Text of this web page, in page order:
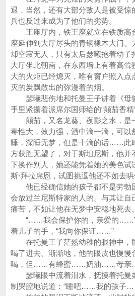
退，当然，还有大部分敌人是被受惊
兵也反过来成为了他们的劣势。
王座厅内，铁王座就立在铁质高
座延伸到大厅尽头的青铜橡木大门
却空寂无人，只有太后瑟曦抱着幼子
大厅坐北朝南，在东西墙上有着高耸
大的火炬已经熄灭，唯有窗户照入点
灭的炭飘散出的弥漫着的烟。
瑟曦悲伤地和托曼王子讲着《母
手里紧攥着派席尔国师给的“颠茄香精”
颠茄，又名龙葵、夜影之水，是
毒性大，效力强，酒中滴一滴，可以
睡，深睡无梦，但是十滴的话……此
方获胜无望了，对于斯坦尼斯，他并
下换作别人，她还能凭着她的美色试
斯·拜拉席恩，试图挑逗他还不如去哄
他已经确信她的孩子都不是劳勃
会放过兰尼斯特家的人的。与其让自
痛苦，不如让他在无梦中安稳地死去。
“……我会保护你的，亲爱的……”
着儿子的手，“我向你保证……”
在托曼王子茫然幼稚的眼神中，
喝了进去。渐渐地，他的眼皮也慢慢
喝，但……有蜂蜜……奶油……母
瑟曦眼中流着泪水，抚摸着托曼
制哭腔地说道：“睡吧……我的孩